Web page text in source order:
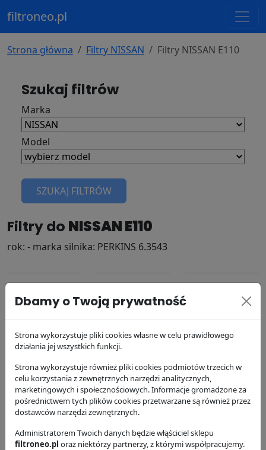
filtroneo.pl
Strona główna Filtry NISSAN Filtry NISSAN E110
Szukaj filtrów
Marka
Model
SZUKAJ FILTRÓW
Filtry do NISSAN E110
rok: - marka silnika: PERKINS 6.3543
Filtr powietrza
P181088
Donaldson
108.31 zł
Filtr oleju
P551603
Donaldson
71.66 zł
P776694
Donaldson
101.28 zł
Dbamy o Twoją prywatność
Strona wykorzystuje pliki cookies własne w celu prawidłowego
działania jej wszystkich funkcji.
Strona wykorzystuje również pliki cookies podmiotów trzecich w
celu korzystania z zewnętrznych narzędzi analitycznych,
marketingowych i społecznościowych. Informacje gromadzone za
pośrednictwem tych plików cookies przetwarzane są również przez
dostawców narzędzi zewnętrznych.
Administratorem Twoich danych będzie włąściciel sklepu
filtroneo.pl oraz niektórzy partnerzy, z którymi współpracujemy.